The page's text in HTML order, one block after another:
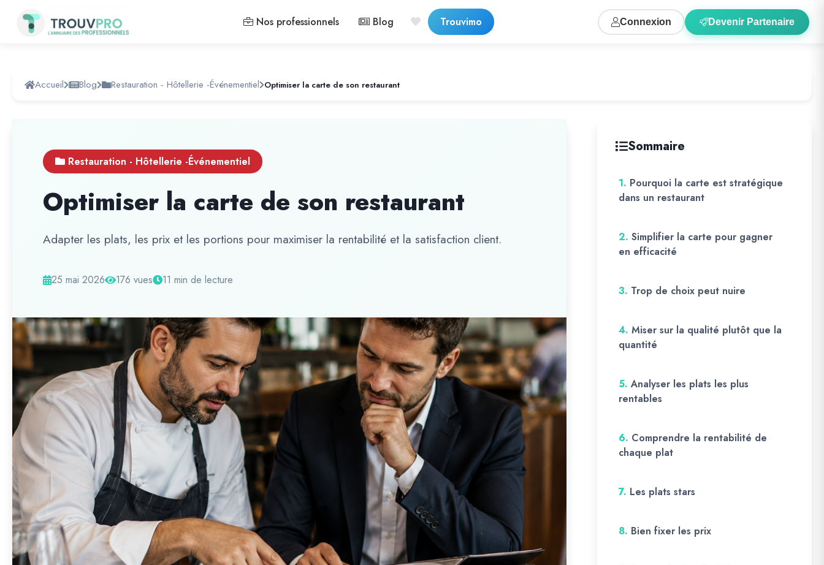
Nos professionnels Blog Trouvimo Connexion Devenir Partenaire
Accueil Blog Restauration - Hôtellerie -Événementiel Optimiser la carte de son restaurant
Restauration - Hôtellerie -Événementiel
Optimiser la carte de son restaurant
Adapter les plats, les prix et les portions pour maximiser la rentabilité et la satisfaction client.
25 mai 2026 176 vues 11 min de lecture
Sommaire
1. Pourquoi la carte est stratégique
dans un restaurant
2. Simplifier la carte pour gagner
en efficacité
3. Trop de choix peut nuire
4. Miser sur la qualité plutôt que la
quantité
5. Analyser les plats les plus
rentables
6. Comprendre la rentabilité de
chaque plat
7. Les plats stars
8. Bien fixer les prix